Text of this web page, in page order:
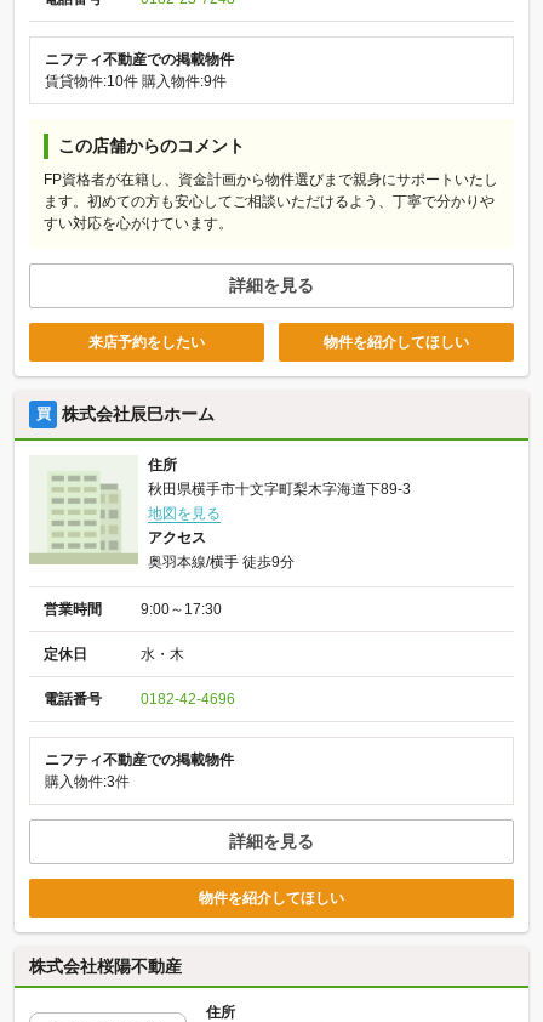
ニフティ不動産での掲載物件
賃貸物件:10件 購入物件:9件
この店舗からのコメント
FP資格者が在籍し、資金計画から物件選びまで親身にサポートいたし
ます。初めての方も安心してご相談いただけるよう、丁寧で分かりや
すい対応を心がけています。
詳細を見る
来店予約をしたい 物件を紹介してほしい
買 株式会社辰巳ホーム
住所
秋田県横手市十文字町梨木字海道下89-3
地図を見る
アクセス
奥羽本線/横手 徒歩9分
営業時間 9:00～17:30
定休日 水・木
電話番号 0182-42-4696
ニフティ不動産での掲載物件
購入物件:3件
詳細を見る
物件を紹介してほしい
株式会社桜陽不動産
住所